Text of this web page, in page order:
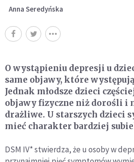
Anna Seredyńska
O wystąpieniu depresji u
same objawy, które
Jednak młodsze dzieci
objawy fizyczne niż dorośli i
drażliwe. U starszych dzieci
mieć charakter bardziej
DSM IV* stwierdza, że u osoby w